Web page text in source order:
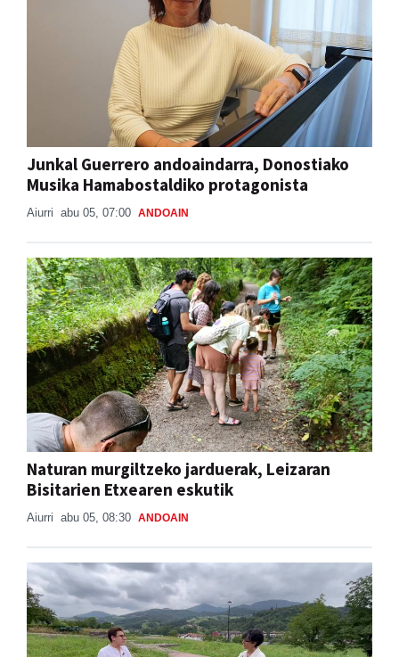
Junkal Guerrero andoaindarra, Donostiako
Musika Hamabostaldiko protagonista
Naturan murgiltzeko jarduerak, Leizaran
Bisitarien Etxearen eskutik